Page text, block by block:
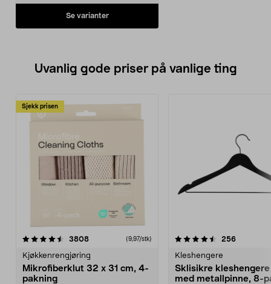
hele 10 000 Pa sugekraft.
• Moppen løftes automatisk ved
i flere farger.
Se varianter
Uvanlig gode priser på vanlige ting
Sjekk prisen
3808anmeldelser(9,97/stk)
Kjøkkenrengjøring
Mikrofiberklut 32 x 31 cm, 4-
pakning
4.5av 5 stjerner 256
Kleshengere
Sklisikre
med metallpinne, 8-
4.5av 5 stjerner